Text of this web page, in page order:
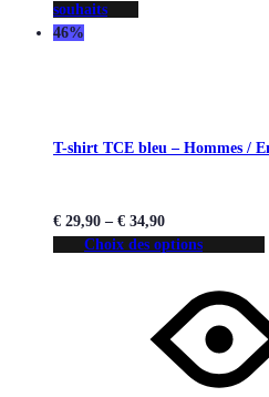
souhaits
46%
T-shirt TCE bleu – Hommes /
€ 29,90 – € 34,90
Choix des options